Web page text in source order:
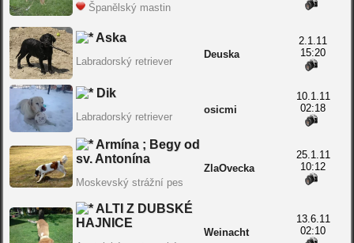
Španělský mastin
Aska
Labradorský retriever
Deuska
2.1.11
15:20
Dik
Labradorský retriever
osicmi
10.1.11
02:18
Armína ; Begy od
sv. Antonína
Moskevský strážní pes
ZlaOvecka
25.1.11
10:12
ALTI Z DUBSKÉ
HAJNICE
Weinacht
13.6.11
02:10